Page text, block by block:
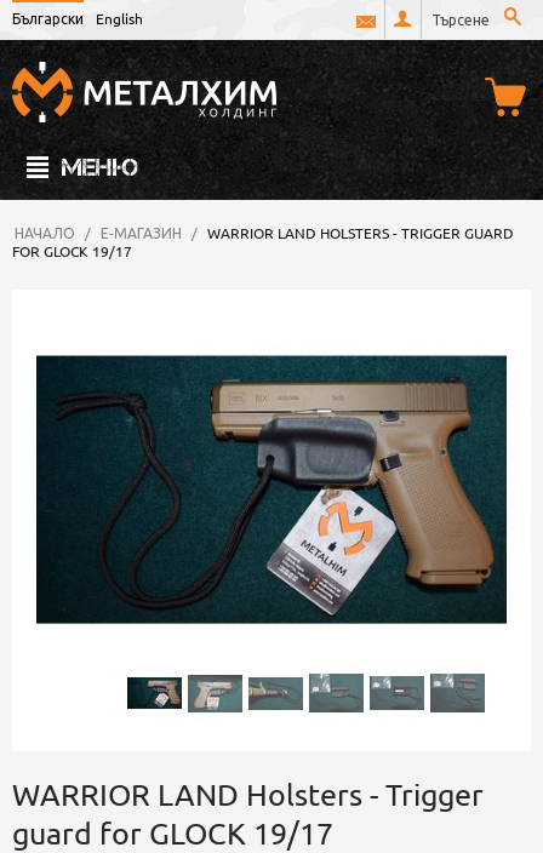
Български English
МЕНЮ
НАЧАЛО / Е-МАГАЗИН / WARRIOR LAND HOLSTERS - TRIGGER GUARD
FOR GLOCK 19/17
WARRIOR LAND Holsters - Trigger
guard for GLOCK 19/17